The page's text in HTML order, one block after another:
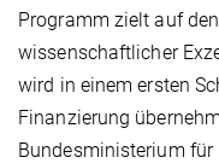
Programm zielt auf
wissenschaftlicher
wird in einem ersten
Finanzierung
Bundesministerium